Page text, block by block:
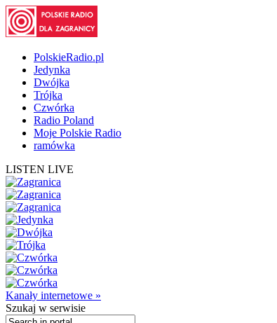
PolskieRadio.pl
Jedynka
Dwójka
Trójka
Czwórka
Radio Poland
Moje Polskie Radio
ramówka
LISTEN LIVE
Kanały internetowe »
Szukaj w serwisie